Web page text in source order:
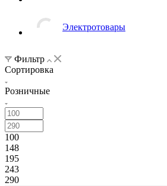
Электротовары
Фильтр
Сортировка
Розничные
100
148
195
243
290